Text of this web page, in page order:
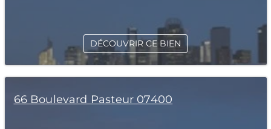
DÉCOUVRIR CE BIEN
66 Boulevard Pasteur 07400